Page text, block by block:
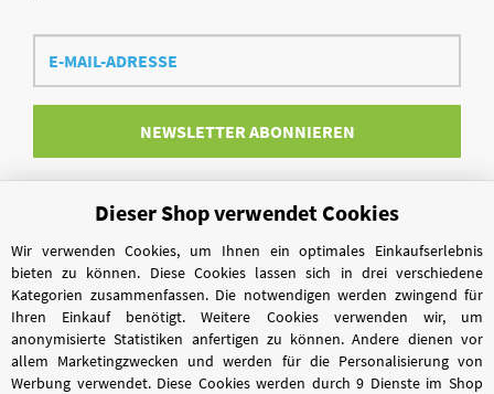
E-
Mail-
Adresse
NEWSLETTERABONNIEREN
Vertrag widerrufen
Dieser Shop verwendet Cookies
Wir verwenden Cookies, um Ihnen ein optimales Einkaufserlebnis
bieten zu können. Diese Cookies lassen sich in drei verschiedene
Kategorien zusammenfassen. Die notwendigen werden zwingend für
Ihren Einkauf benötigt. Weitere Cookies verwenden wir, um
anonymisierte Statistiken anfertigen zu können. Andere dienen vor
allem Marketingzwecken und werden für die Personalisierung von
Werbung verwendet. Diese Cookies werden durch 9 Dienste im Shop